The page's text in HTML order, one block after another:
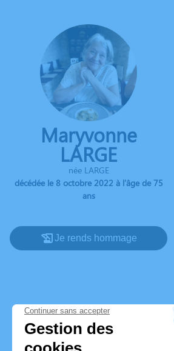
Maryvonne
LARGE
née LARGE
décédée le 8 octobre 2022 à l'âge de 75
ans
Je rends hommage